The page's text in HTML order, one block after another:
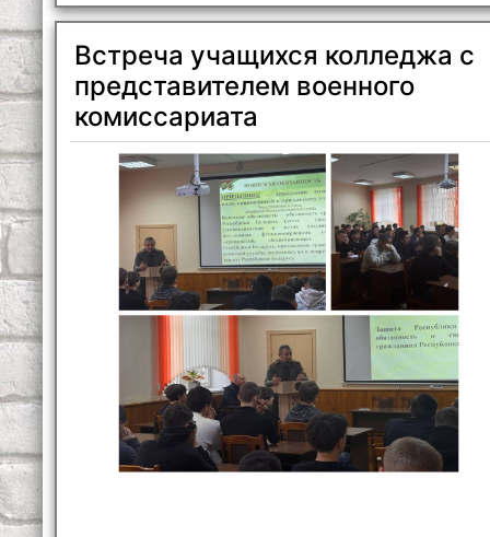
Встреча учащихся колледжа с
представителем военного
комиссариата